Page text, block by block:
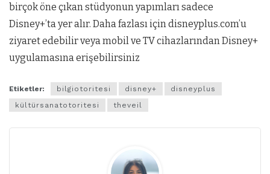
birçok öne çıkan stüdyonun yapımları sadece
Disney+’ta yer alır. Daha fazlası için disneyplus.com’u
ziyaret edebilir veya mobil ve TV cihazlarından Disney+
uygulamasına erişebilirsiniz
Etiketler: bilgiotoritesi disney+
disneyplus
kültürsanatotoritesi
theveil